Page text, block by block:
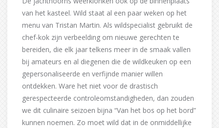
van het kasteel. Wild staat al een paar weken op het
menu van Tristan Martin. Als wildspecialist gebruikt de
chef-kok zijn verbeelding om nieuwe gerechten te
bereiden, die elk jaar telkens meer in de smaak vallen
bij amateurs en al diegenen die de wildkeuken op een
gepersonaliseerde en verfijnde manier willen
ontdekken. Ware het niet voor de drastisch
gerespecteerde controleomstandigheden, dan zouden
we dit culinaire seizoen bijna “Van het bos op het bord”
kunnen noemen. Zo moet wild dat in de onmiddellijke